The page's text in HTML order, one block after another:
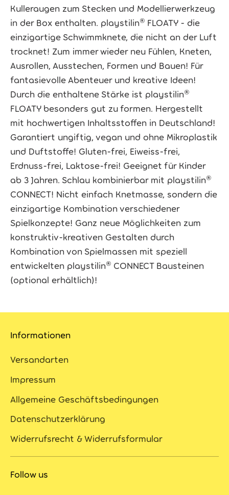
Kulleraugen zum Stecken und Modellierwerkzeug
in der Box enthalten. playstilin® FLOATY - die
einzigartige Schwimmknete, die nicht an der Luft
trocknet! Zum immer wieder neu Fühlen, Kneten,
Ausrollen, Ausstechen, Formen und Bauen! Für
fantasievolle Abenteuer und kreative Ideen!
Durch die enthaltene Stärke ist playstilin®
FLOATY besonders gut zu formen. Hergestellt
mit hochwertigen Inhaltsstoffen in Deutschland!
Garantiert ungiftig, vegan und ohne Mikroplastik
und Duftstoffe! Gluten-frei, Eiweiss-frei,
Erdnuss-frei, Laktose-frei! Geeignet für Kinder
ab 3 Jahren. Schlau kombinierbar mit playstilin®
CONNECT! Nicht einfach Knetmasse, sondern die
einzigartige Kombination verschiedener
Spielkonzepte! Ganz neue Möglichkeiten zum
konstruktiv-kreativen Gestalten durch
Kombination von Spielmassen mit speziell
entwickelten playstilin® CONNECT Bausteinen
(optional erhältlich)!
Informationen
Versandarten
Impressum
Allgemeine Geschäftsbedingungen
Datenschutzerklärung
Widerrufsrecht & Widerrufsformular
Follow us